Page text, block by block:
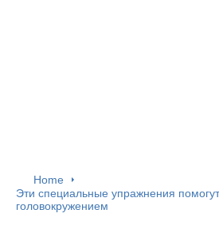
Home
Эти специальные упражнения
головокружением